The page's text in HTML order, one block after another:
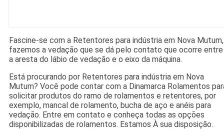
Fascine-se com a Retentores para indústria em Nova Mutum,
fazemos a vedação que se dá pelo contato que ocorre entre
a aresta do lábio de vedação e o eixo da máquina.
Está procurando por Retentores para indústria em Nova
Mutum? Você pode contar com a Dinamarca Rolamentos
solicitar produtos do ramo de rolamentos e retentores, por
exemplo, mancal de rolamento, bucha de aço e anéis para
vedação. Entre em contato e conheça todas as opções
disponibilizadas de rolamentos. Estamos À sua disposição.